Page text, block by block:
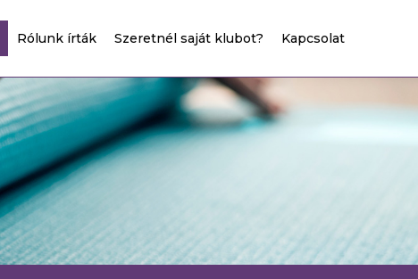
Rólunk írták Szeretnél saját klubot? Kapcsolat